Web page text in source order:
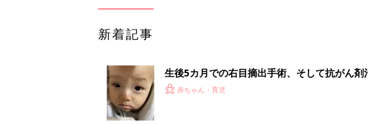
新着記事
生後5カ月での右目摘出手術、そして抗がん
の生活【網膜芽細胞腫】
赤ちゃん・育児